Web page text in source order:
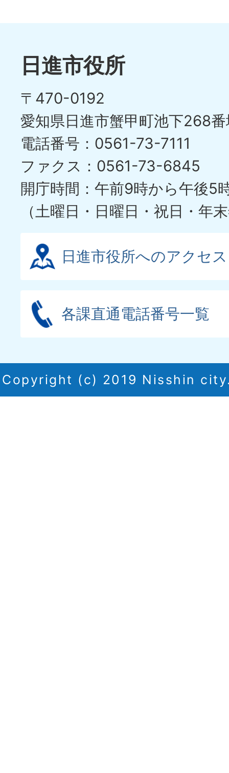
日進市役所
〒470-0192
愛知県日進市蟹甲町池下268
電話番号：0561-73-7111
ファクス：0561-73-6845
開庁時間：午前9時から午後5
（土曜日・日曜日・祝日・年
日進市役所へのアクセス
各課直通電話番号一覧
Copyright (c) 2019 Nisshin